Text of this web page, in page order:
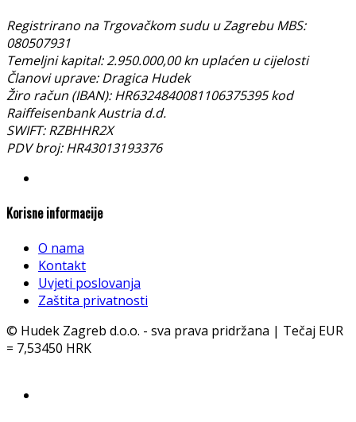
Registrirano na Trgovačkom sudu u Zagrebu MBS:
080507931
Temeljni kapital: 2.950.000,00 kn uplaćen u cijelosti
Članovi uprave: Dragica Hudek
Žiro račun (IBAN): HR6324840081106375395 kod
Raiffeisenbank Austria d.d.
SWIFT: RZBHHR2X
PDV broj: HR43013193376
Korisne informacije
O nama
Kontakt
Uvjeti poslovanja
Zaštita privatnosti
© Hudek Zagreb d.o.o. - sva prava pridržana | Tečaj EUR
= 7,53450 HRK